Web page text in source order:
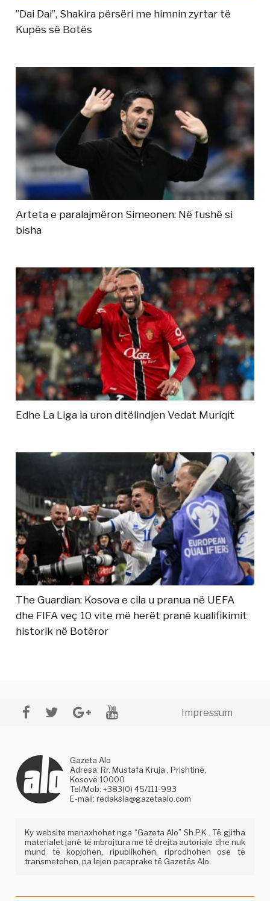
”Dai Dai”, Shakira përsëri me himnin zyrtar të
Kupës së Botës
Arteta e paralajmëron Simeonen: Në fushë si
bisha
Edhe La Liga ia uron ditëlindjen Vedat Muriqit
The Guardian: Kosova e cila u pranua në UEFA
dhe FIFA veç 10 vite më herët pranë kualifikimit
historik në Botëror
Impressum
Gazeta Alo
Adresa: Rr. Mustafa Kruja , Prishtinë,
Kosovë 10000
Tel/Mob: +383(0) 45/111-993
E-mail:redaksia@gazetaalo.com
Ky website menaxhohet nga “Gazeta Alo” Sh.P.K . Të gjitha
materialet janë të mbrojtura me të drejta autoriale dhe nuk
mund të kopjohen, ripublikohen, riprodhohen ose të
transmetohen, pa lejen paraprake të Gazetës Alo.